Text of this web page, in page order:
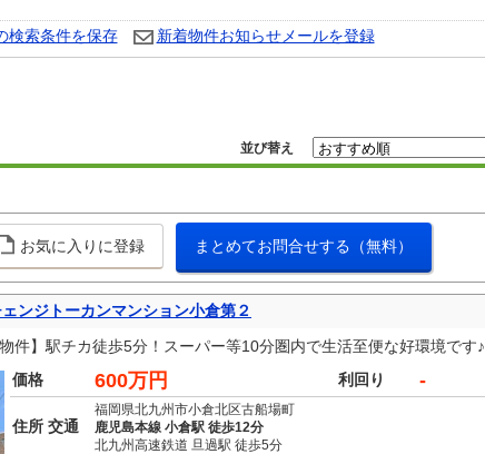
検索条件を保存 新着物件お知らせメールを登録
並び替え
お気に入りに登録 まとめてお問合せする（無料）
ンジトーカンマンション小倉第２
件】駅チカ徒歩5分！スーパー等10分圏内で生活至便な好環境です♪
価格
600万円 利回り -
住所 交通
福岡県北九州市小倉北区古船場町
鹿児島本線 小倉駅 徒歩12分
北九州高速鉄道 旦過駅 徒歩5分